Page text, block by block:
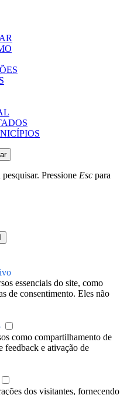
Pressione Esc para
essenciais do site, como
de consentimento. Eles não
como compartilhamento de
feedback e ativação de
dos visitantes, fornecendo